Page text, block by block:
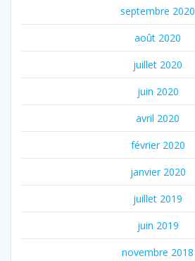
septembre 2020
août 2020
juillet 2020
juin 2020
avril 2020
février 2020
janvier 2020
juillet 2019
juin 2019
novembre 2018